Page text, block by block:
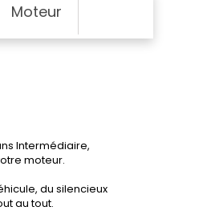
Moteur
Intermédiaire,
moteur.
du silencieux
au tout.